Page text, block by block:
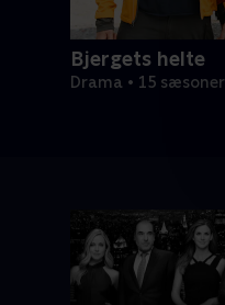
Bjergets helte
Drama • 15 sæsoner